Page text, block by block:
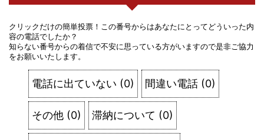
クリックだけの簡単投票！この番号からはあなたにとってどういった内
容の電話でしたか？
知らない番号からの着信で不安に思っている方がいますので是非ご協力
をお願いいたします。
電話に出ていない (0) 間違い電話 (0)
その他 (0) 滞納について (0)